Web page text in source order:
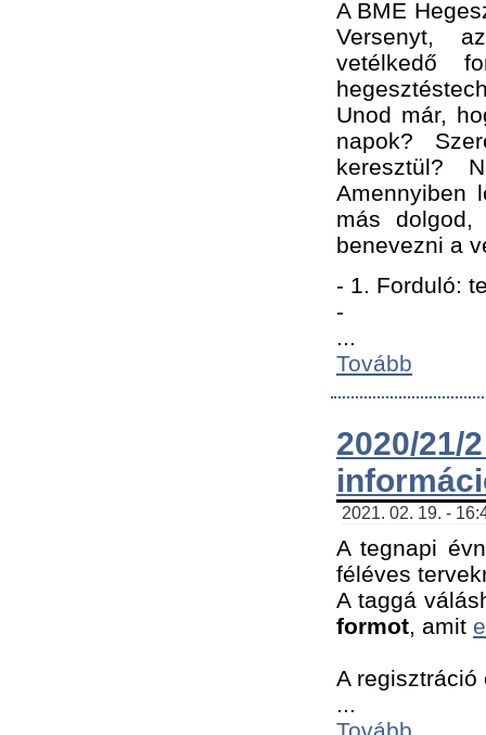
A BME
Versenyt,
vetélkedő
Unod már,
napok?
keresztül?
Amennyiben
más
benevezni a
- 1. Forduló:
-
...
Tovább
2020/
2021. 02. 19. -
A tegnapi
féléves
A taggá
formot, amit
A
...